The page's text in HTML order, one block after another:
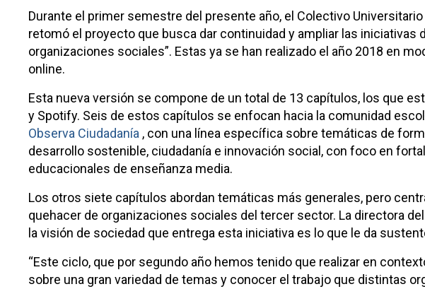
Durante el primer semestre del presente año, el Colectivo
retomó el proyecto que busca dar continuidad y ampliar las iniciativas
organizaciones sociales”. Estas ya se han realizado el año 2018 en
online.
Esta nueva versión se compone de un total de 13 capítulos, los que
y Spotify. Seis de estos capítulos se enfocan hacia la comunidad
Observa Ciudadanía , con una línea específica sobre temáticas de
desarrollo sostenible, ciudadanía e innovación social, con foco en
educacionales de enseñanza media.
Los otros siete capítulos abordan temáticas más generales, pero
quehacer de organizaciones sociales del tercer sector. La directora
la visión de sociedad que entrega esta iniciativa es lo que le da
“Este ciclo, que por segundo año hemos tenido que realizar en
sobre una gran variedad de temas y conocer el trabajo que distintas